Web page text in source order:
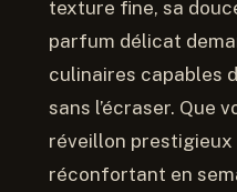
texture fine, sa
parfum délicat
culinaires capables
sans l’écraser. Que
réveillon prestigieux
réconfortant en